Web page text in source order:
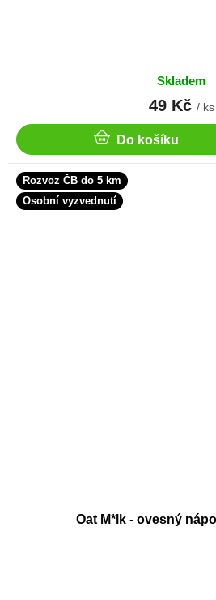
Skladem
49 Kč / ks
Do košíku
Rozvoz ČB do 5 km
Osobní vyzvednutí
Oat M*lk - ovesný